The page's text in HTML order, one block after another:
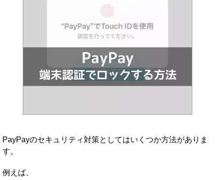
PayPayのセキュリティ対策としてはいくつか方法がありま
す。
例えば、